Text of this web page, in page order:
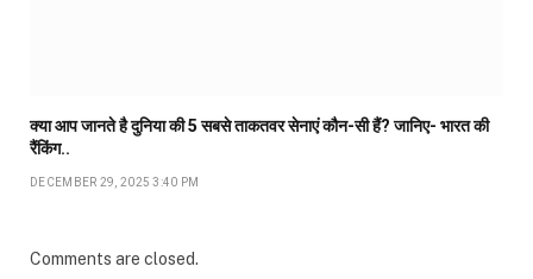
क्या आप जानते है दुनिया की 5 सबसे ताकतवर सेनाएं कौन-सी हैं? जानिए- भारत की
रैंकिंग..
DECEMBER 29, 2025 3:40 PM
Comments are closed.